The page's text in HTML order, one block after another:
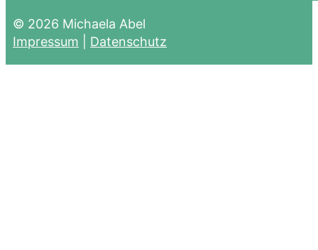
© 2026 Michaela Abel
Impressum
Datenschutz